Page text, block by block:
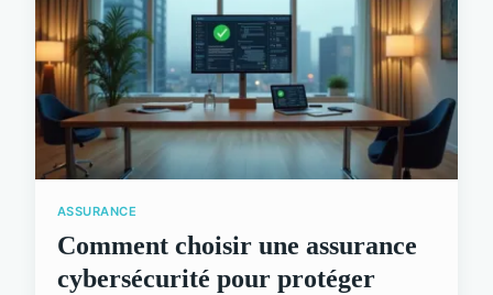
ASSURANCE
Comment choisir une assurance
cybersécurité pour protéger